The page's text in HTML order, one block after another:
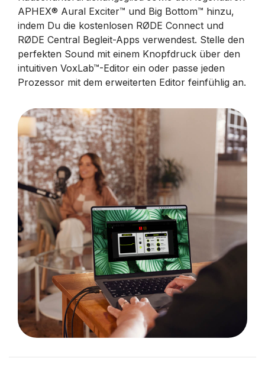
APHEX® Aural Exciter™ und Big Bottom™ hinzu,
indem Du die kostenlosen RØDE Connect und
RØDE Central Begleit-Apps verwendest. Stelle den
perfekten Sound mit einem Knopfdruck über den
intuitiven VoxLab™-Editor ein oder passe jeden
Prozessor mit dem erweiterten Editor feinfühlig an.